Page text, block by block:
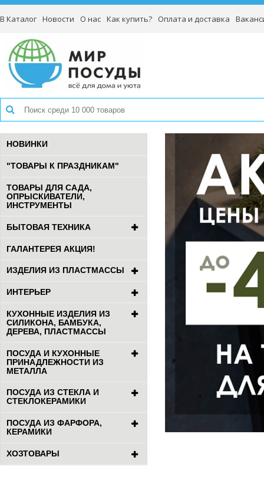
В Каталог Новости О нас Как купить? Оплата и доставка
НОВИНКИ
"ТОВАРЫ К ПРАЗДНИКАМ"
ТОВАРЫ ДЛЯ САДА,
ОПРЫСКИВАТЕЛИ,
ИНСТРУМЕНТЫ
БЫТОВАЯ ТЕХНИКА
ГАЛАНТЕРЕЯ АКЦИЯ!
ИЗДЕЛИЯ ИЗ ПЛАСТМАССЫ
ИНТЕРЬЕР
КУХОННЫЕ ИЗДЕЛИЯ ИЗ
СИЛИКОНА, БАМБУКА,
ДЕРЕВА, ПЛАСТМАССЫ
ПОСУДА И КУХОННЫЕ
ПРИНАДЛЕЖНОСТИ ИЗ
МЕТАЛЛА
ПОСУДА ИЗ СТЕКЛА И
СТЕКЛОКЕРАМИКИ
ПОСУДА ИЗ ФАРФОРА,
КЕРАМИКИ
ХОЗТОВАРЫ